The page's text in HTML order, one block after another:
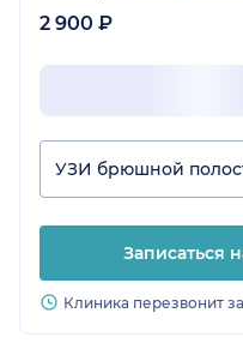
2 900 ₽
УЗИ брюшной
Записаться
Клиника перезвонит